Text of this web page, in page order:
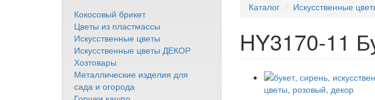
Кокосовый брикет
Цветы из пластмассы
Искусственные цветы
Искусственные цветы ДЕКОР
Хозтовары
Металлические изделия для
сада и огорода
Каталог Искусственные
HY3170-11